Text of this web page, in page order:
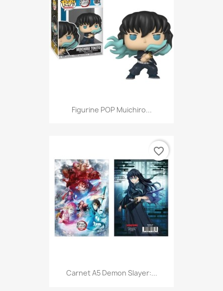
Figurine POP Muichiro...
Carnet A5 Demon Slayer:...
favorite_border